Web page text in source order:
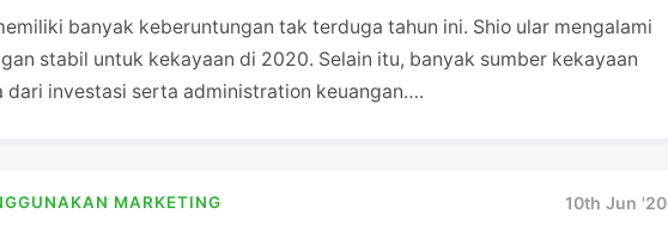
banyak keberuntungan tak terduga tahun ini. Shio ular mengalami
stabil untuk kekayaan di 2020. Selain itu, banyak sumber kekayaan
dari investasi serta administration keuangan….
MARKETING 10th Jun '20